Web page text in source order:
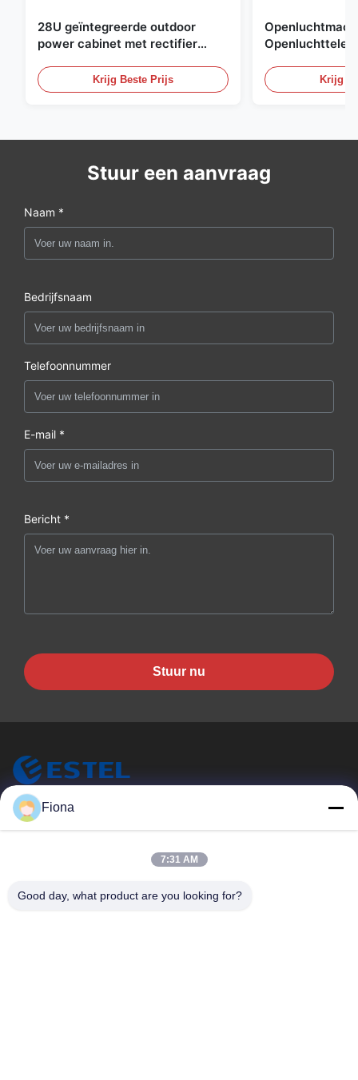
28U geïntegreerde outdoor
power cabinet met rectifier
energieopslag behuizing
Krijg Beste Prijs Krijg
Stuur een aanvraag
Naam *
Bedrijfsnaam
Telefoonnummer
E-mail *
Bericht *
Stuur nu
ESTEL (GUANGDONG) TECHNOLOGY CO., LTD.
Thuis
Nieuw
Fiona
7:31 AM
Good day, what product are you looking for?